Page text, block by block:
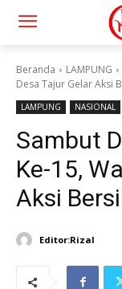
Beranda LAMPUNG
Desa Tajur Gelar Aksi
LAMPUNG NASIONAL
Sambut
Ke-15,
Aksi
Editor:Rizal